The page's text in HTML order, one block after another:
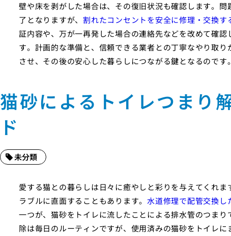
壁や床を剥がした場合は、その復旧状況も確認します。問
了となりますが、 割れたコンセントを安全に修理・交換す
証内容や、万が一再発した場合の連絡先などを改めて確認
す。計画的な準備と、信頼できる業者との丁寧なやり取り
させ、その後の安心した暮らしにつながる鍵となるのです。
猫砂によるトイレつまり
ド
未分類
愛する猫との暮らしは日々に癒やしと彩りを与えてくれま
ラブルに直面することもあります。 水道修理で配管交換し
一つが、猫砂をトイレに流したことによる排水管のつまり
除は毎日のルーティンですが、使用済みの猫砂をトイレに